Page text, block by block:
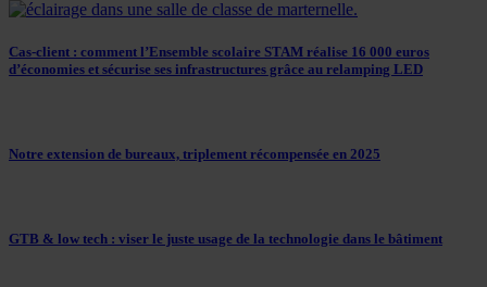
Cas-client : comment l’Ensemble scolaire STAM réalise 16 000 euros
d’économies et sécurise ses infrastructures grâce au relamping LED
Notre extension de bureaux, triplement récompensée en 2025
GTB & low tech : viser le juste usage de la technologie dans le bâtiment